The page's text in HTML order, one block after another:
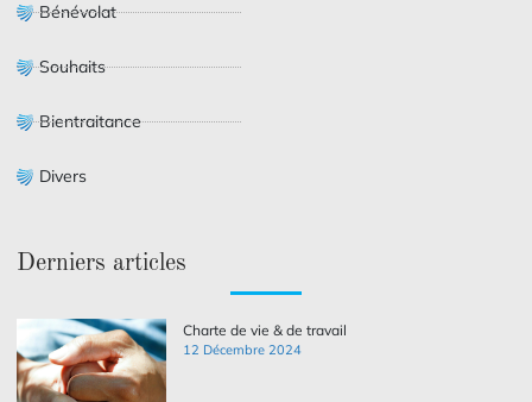
Bénévolat
Souhaits
Bientraitance
Divers
Derniers articles
Charte de vie & de travail
12 Décembre 2024